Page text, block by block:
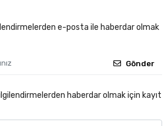
e-posta ile haberdar olmak
Gönder
haberdar olmak için kayıt